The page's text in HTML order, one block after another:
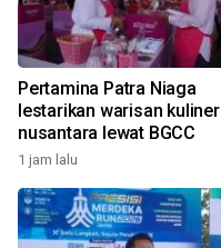
Pertamina Patra Niaga
lestarikan warisan kuliner
nusantara lewat BGCC
1 jam lalu